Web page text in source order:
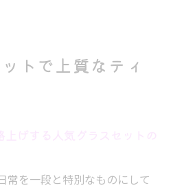
トで上質なティ
常を一段と特別なものにして